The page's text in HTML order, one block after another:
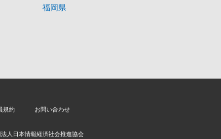
福岡県
規約 お問い合わせ
人日本情報経済社会推進協会